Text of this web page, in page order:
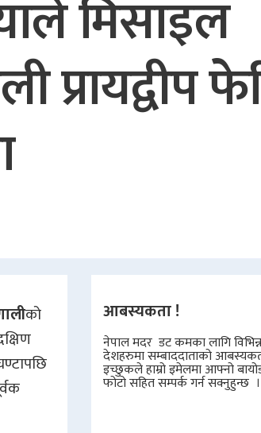
मिसाइल
प्रायद्वीप
को
आबस्यकता !
नेपाल मदर डट कमका लागि
देशहरुमा सम्बाददाताको
इच्छुकले हाम्रो इमेलमा आफ्नो
फोटो सहित सम्पर्क गर्न सक्नुहुन्छ ।